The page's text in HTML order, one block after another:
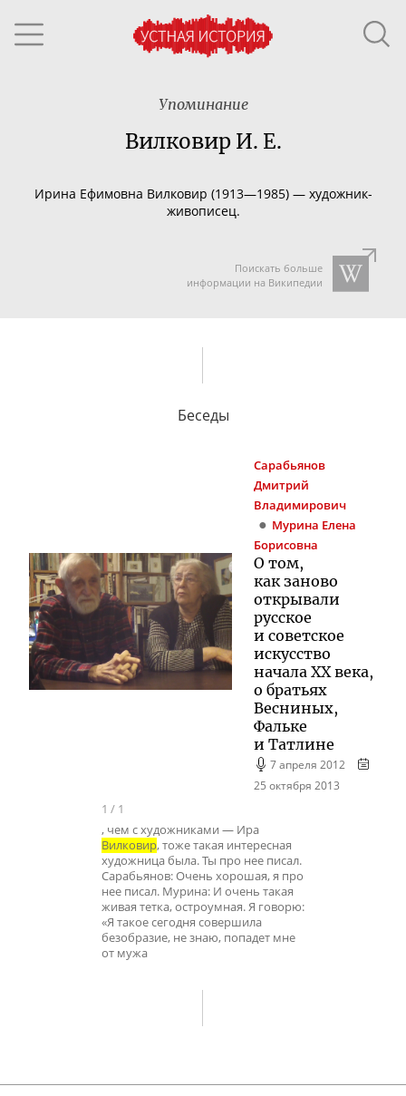
Упоминание
Вилковир И. Е.
Ирина Ефимовна Вилковир (1913—1985) — художник-
живописец.
Поискать больше
информации на Википедии
Беседы
Сарабьянов
Дмитрий
Владимирович
Мурина Елена
Борисовна
О том,
как заново
открывали
русское
и советское
искусство
начала XX века,
о братьях
Весниных,
Фальке
и Татлине
7 апреля 2012
25 октября 2013
1 / 1
, чем с художниками — Ира
Вилковир, тоже такая интересная
художница была. Ты про нее писал.
Сарабьянов: Очень хорошая, я про
нее писал. Мурина: И очень такая
живая тетка, остроумная. Я говорю:
«Я такое сегодня совершила
безобразие, не знаю, попадет мне
от мужа